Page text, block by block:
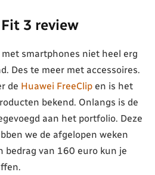
3 review
smartphones niet heel erg
Des te meer met accessoires.
de Huawei FreeClip en is het
bekend. Onlangs is de
aan het portfolio. Deze
we de afgelopen weken
bedrag van 160 euro kun je